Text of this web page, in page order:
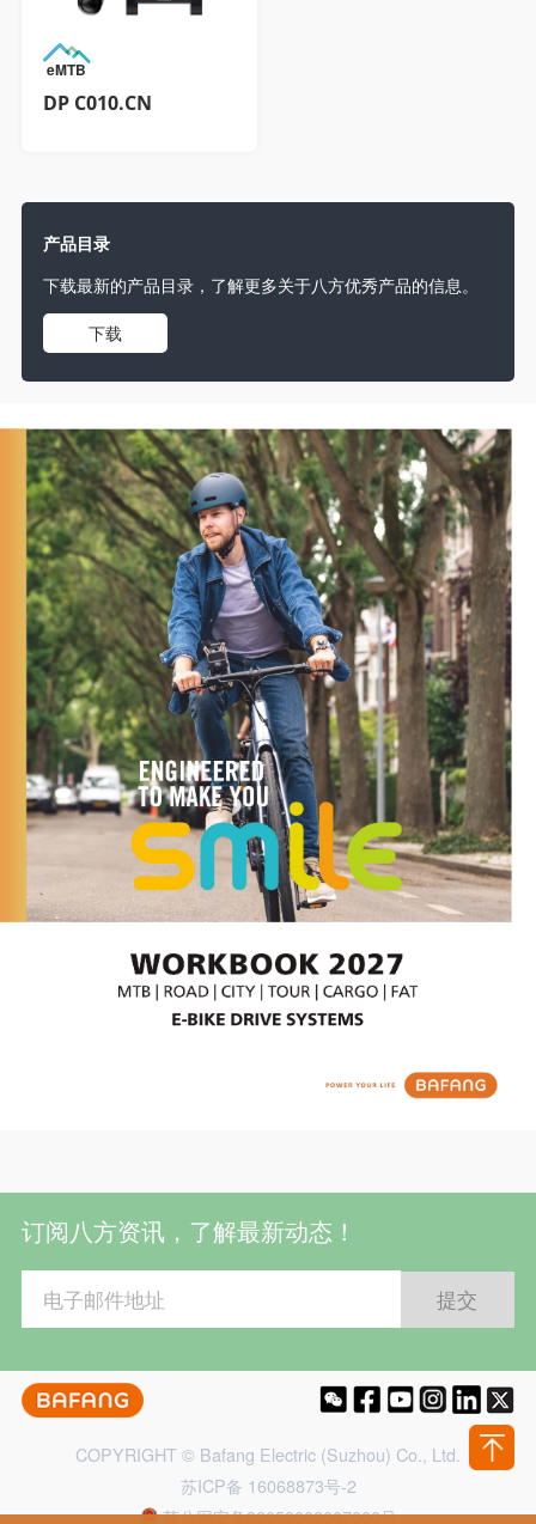
eMTB
DP C010.CN
产品目录
下载最新的产品目录，了解更多关于八方优秀产品的信息。
下载
订阅八方资讯，了解最新动态！
COPYRIGHT © Bafang Electric (Suzhou) Co., Ltd.
苏ICP备 16068873号-2
苏公网安备32059002007000号